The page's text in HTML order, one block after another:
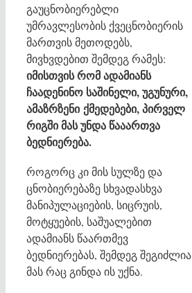
გაუცნობიერებლი
უმრავლესობის ქვეცნობიერის
მართვის მეთოდებს,
მივხვდებით შემდეგ რამეს:
იმისთვის რომ ადამიანს
ჩაადენინო საშინელი, უგუნური,
ამაზრზენი ქმედებები, პირველ
რიგში მას უნდა წააართვა
ბედნიერება.
როგორც კი მის სულზე და
ცნობიერებაზე სხვადასხვა
მანიპულაციების, სიცრუის,
მოტყუების, საშუალებით
ადამიანს წაართმევ
ბედნიერებას, შემდეგ შეგიძლია
მას რაც გინდა ის უქნა.